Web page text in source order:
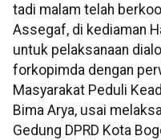
tadi malam telah
Assegaf, di kediaman
untuk pelaksanaan
forkopimda dengan
Masyarakat Peduli
Bima Arya, usai
Gedung DPRD Kota